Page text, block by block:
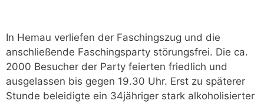
In Hemau verliefen der Faschingszug und die
anschließende Faschingsparty störungsfrei. Die ca.
2000 Besucher der Party feierten friedlich und
ausgelassen bis gegen 19.30 Uhr. Erst zu späterer
Stunde beleidigte ein 34jähriger stark alkoholisierter